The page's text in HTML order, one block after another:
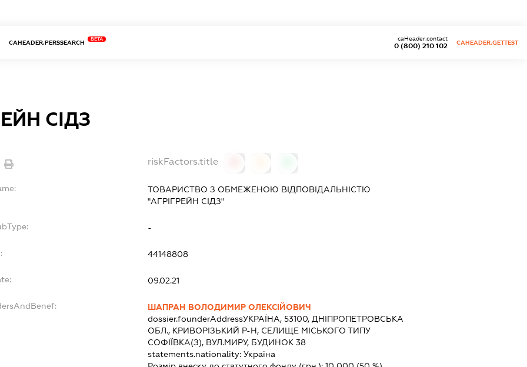
CAHEADER.PERSSEARCH
BETA
0 (800) 210 102
caHeader.contact
CAHEADER.GETTEST
СІДЗ
riskFactors.title
ТОВАРИСТВО З ОБМЕЖЕНОЮ ВІДПОВІДАЛЬНІСТЮ
"АГРІГРЕЙН СІДЗ"
-
44148808
09.02.21
ШАПРАН ВОЛОДИМИР ОЛЕКСІЙОВИЧ
dossier.founderAddressУКРАЇНА, 53100, ДНІПРОПЕТРОВСЬКА
ОБЛ., КРИВОРІЗЬКИЙ Р-Н, СЕЛИЩЕ МІСЬКОГО ТИПУ
СОФІЇВКА(З), ВУЛ.МИРУ, БУДИНОК 38
statements.nationality: Україна